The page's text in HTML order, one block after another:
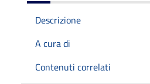
Descrizione
A cura di
Contenuti correlati